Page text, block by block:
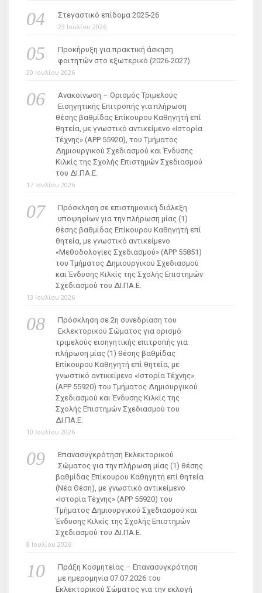
Στεγαστικό επίδομα 2025-26
23 Ιουλίου 2026
Προκήρυξη για πρακτική άσκηση
φοιτητών στο εξωτερικό (2026-2027)
20 Ιουλίου 2026
Ανακοίνωση – Ορισμός Τριμελούς
Εισηγητικής Επιτροπής για πλήρωση
θέσης βαθμίδας Επίκουρου Καθηγητή επί
θητεία, με γνωστικό αντικείμενο «Ιστορία
Τέχνης» (ΑΡΡ 55920), του Τμήματος
Δημιουργικού Σχεδιασμού και Ένδυσης
Κιλκίς της Σχολής Επιστημών Σχεδιασμού
του ΔΙ.ΠΑ.Ε.
17 Ιουλίου 2026
Πρόσκληση σε επιστημονική διάλεξη
υποψηφίων για την πλήρωση μίας (1)
θέσης βαθμίδας Επίκουρου Καθηγητή επί
θητεία, με γνωστικό αντικείμενο
«Μεθοδολογίες Σχεδιασμού» (ΑΡΡ 55851)
του Τμήματος Δημιουργικού Σχεδιασμού
και Ένδυσης Κιλκίς της Σχολής Επιστημών
Σχεδιασμού του ΔΙ.ΠΑ.Ε.
13 Ιουλίου 2026
Πρόσκληση σε 2η συνεδρίαση του
Εκλεκτορικού Σώματος για ορισμό
τριμελούς εισηγητικής επιτροπής για
πλήρωση μίας (1) θέσης βαθμίδας
Επίκουρου Καθηγητή επί θητεία, με
γνωστικό αντικείμενο «Ιστορία Τέχνης»
(ΑΡΡ 55920) του Τμήματος Δημιουργικού
Σχεδιασμού και Ένδυσης Κιλκίς της
Σχολής Επιστημών Σχεδιασμού του
ΔΙ.ΠΑ.Ε.
10 Ιουλίου 2026
Επανασυγκρότηση Εκλεκτορικού
Σώματος για την πλήρωση μίας (1) θέσης
βαθμίδας Επίκουρου Καθηγητή επί θητεία
(Νέα Θέση), με γνωστικό αντικείμενο
«Ιστορία Τέχνης» (ΑΡΡ 55920) του
Τμήματος Δημιουργικού Σχεδιασμού και
Ένδυσης Κιλκίς της Σχολής Επιστημών
Σχεδιασμού του ΔΙ.ΠΑ.Ε.
8 Ιουλίου 2026
Πράξη Κοσμητείας – Επανασυγκρότηση
με ημερομηνία 07.07.2026 του
Εκλεκτορικού Σώματος για την εκλογή